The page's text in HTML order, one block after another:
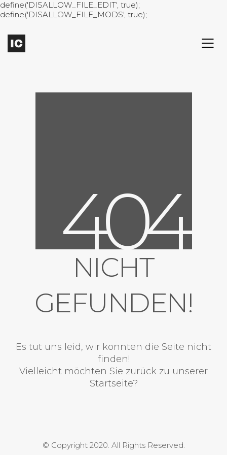
define('DISALLOW_FILE_EDIT', true);
define('DISALLOW_FILE_MODS', true);
404
NICHT
GEFUNDEN!
Es tut uns leid, wir konnten die Seite nicht
finden!
Vielleicht möchten Sie zurück zu unserer
Startseite?
© Copyright 2020. All Rights Reserved.